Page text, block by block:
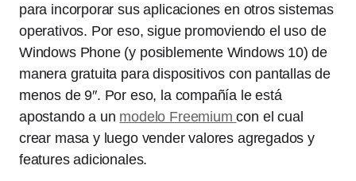
para incorporar sus aplicaciones en otros sistemas
operativos. Por eso, sigue promoviendo el uso de
Windows Phone (y posiblemente Windows 10) de
manera gratuita para dispositivos con pantallas de
menos de 9″. Por eso, la compañía le está
apostando a un modelo Freemiumcon el cual
crear masa y luego vender valores agregados y
features adicionales.